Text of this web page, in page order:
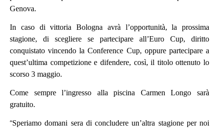
Genova.
In caso di vittoria Bologna avrà l’opportunità, la prossima
stagione, di scegliere se partecipare all’Euro Cup, diritto
conquistato vincendo la Conference Cup, oppure partecipare a
quest’ultima competizione e difendere, così, il titolo ottenuto lo
scorso 3 maggio.
Come sempre l’ingresso alla piscina Carmen Longo sarà
gratuito.
“Speriamo domani sera di concludere un’altra stagione per noi